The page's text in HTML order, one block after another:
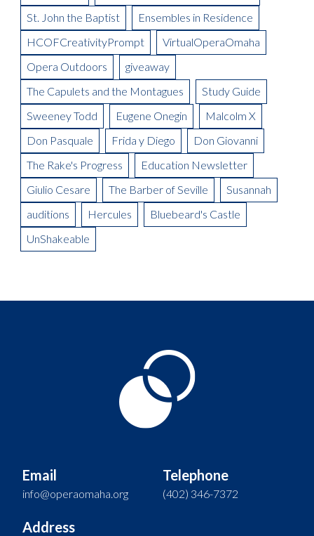
Being in Demand: Cammy Watkins
Meet the Artist: The Mikado, Kevin Short
Meet the Artist(s): Set Designer, Peter Dean Beck and Lighting
Designer, Donald Thomas
Meet the Artist: Conductor, Steward Robinson
Opera Omaha Is Moving and Shaking on the Morning Blend
La Boheme Artist Blog: David Ward
La Boheme Artist Blog: Maureen Mckay as Musetta
La Boheme Artist Blog: Talise Trevigne as Mimi
St. John the Baptist
Ensembles in Residence
HCOFCreativityPrompt
VirtualOperaOmaha
Opera Outdoors
giveaway
The Capulets and the Montagues
Study Guide
Sweeney Todd
Eugene Onegin
Malcolm X
Don Pasquale
Frida y Diego
Don Giovanni
The Rake's Progress
Education Newsletter
Giulio Cesare
The Barber of Seville
Susannah
auditions
Hercules
Bluebeard's Castle
UnShakeable
Email
info@operaomaha.org
Telephone
(402) 346-7372
Address